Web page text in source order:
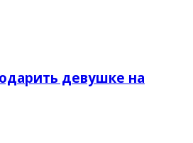
девушке на